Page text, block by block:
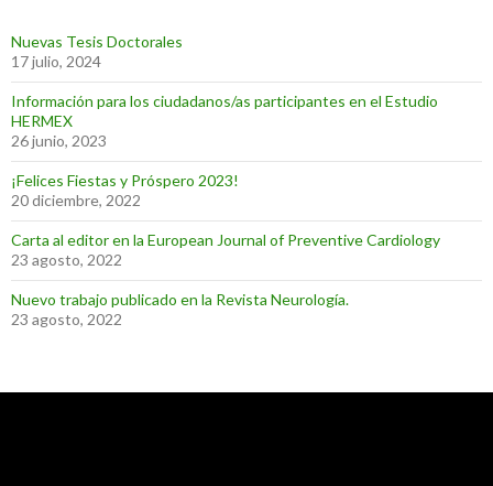
Nuevas Tesis Doctorales
17 julio, 2024
Información para los ciudadanos/as participantes en el Estudio
HERMEX
26 junio, 2023
¡Felices Fiestas y Próspero 2023!
20 diciembre, 2022
Carta al editor en la European Journal of Preventive Cardiology
23 agosto, 2022
Nuevo trabajo publicado en la Revista Neurología.
23 agosto, 2022